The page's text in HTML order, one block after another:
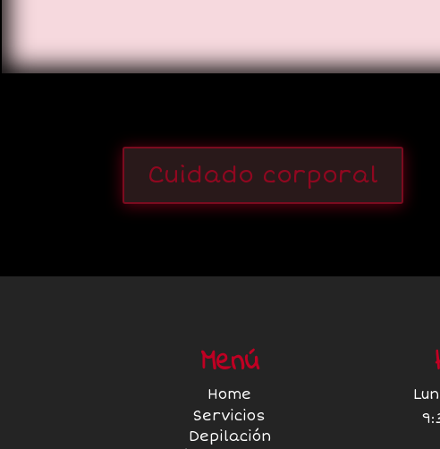
Cuidado corporal
Menú
Home
Servicios
Depilación